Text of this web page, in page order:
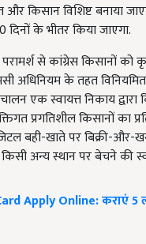
किसान विशिष्ट बनाया
दिनों के भीतर किया जाएगा.
से कांग्रेस किसानों को
अधिनियम के तहत
एक स्वायत्त निकाय
प्रगतिशील किसानों का
बही-खाते पर बिक्री-
अन्य स्थान पर बेचने की
Apply Online: कराएं 5